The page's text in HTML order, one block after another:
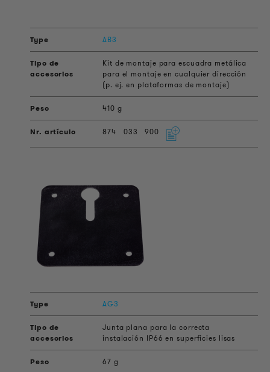
AB3
Kit de montaje para escuadra metálica
para el montaje en cualquier dirección
(p. ej. en plataformas de montaje)
410 g
874 033 900
AG3
Junta plana para la correcta
instalación IP66 en superficies lisas
67 g